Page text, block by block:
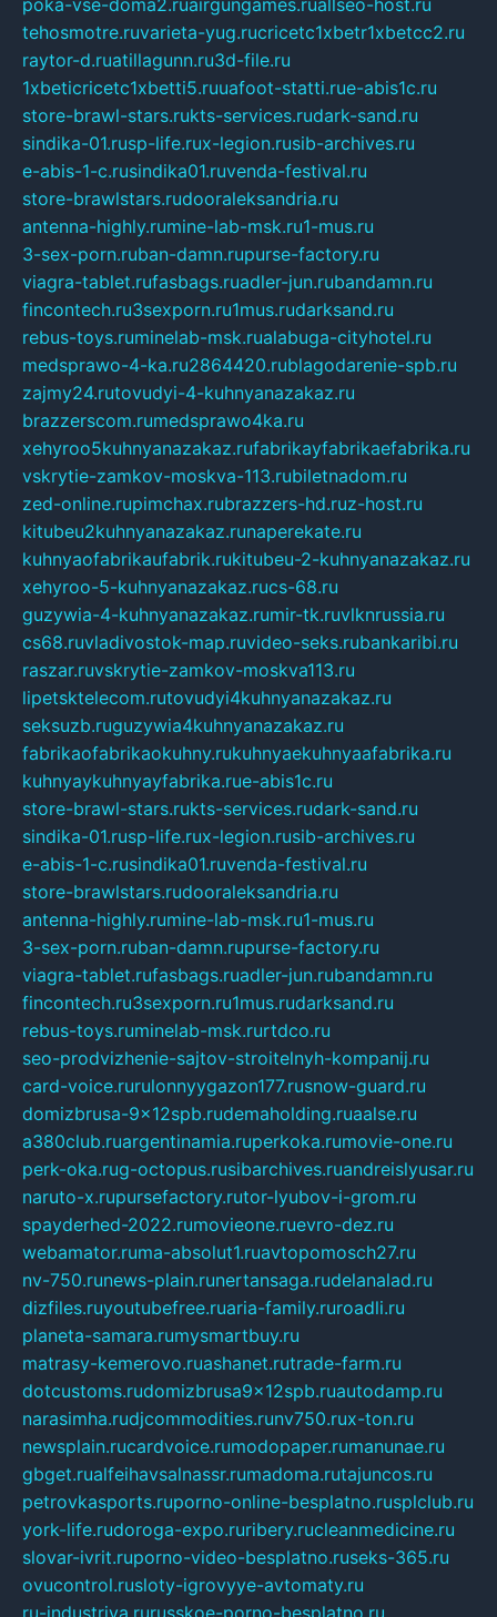
poka-vse-doma2.ruairgungames.ruallseo-host.ru
tehosmotre.ruvarieta-yug.rucricetc1xbetr1xbetcc2.ru
raytor-d.ruatillagunn.ru3d-file.ru
1xbeticricetc1xbetti5.ruuafoot-statti.rue-abis1c.ru
store-brawl-stars.rukts-services.rudark-sand.ru
sindika-01.rusp-life.rux-legion.rusib-archives.ru
e-abis-1-c.rusindika01.ruvenda-festival.ru
store-brawlstars.rudooraleksandria.ru
antenna-highly.rumine-lab-msk.ru1-mus.ru
3-sex-porn.ruban-damn.rupurse-factory.ru
viagra-tablet.rufasbags.ruadler-jun.rubandamn.ru
fincontech.ru3sexporn.ru1mus.rudarksand.ru
rebus-toys.ruminelab-msk.rualabuga-cityhotel.ru
medsprawo-4-ka.ru2864420.rublagodarenie-spb.ru
zajmy24.rutovudyi-4-kuhnyanazakaz.ru
brazzerscom.rumedsprawo4ka.ru
xehyroo5kuhnyanazakaz.rufabrikayfabrikaefabrika.ru
vskrytie-zamkov-moskva-113.rubiletnadom.ru
zed-online.rupimchax.rubrazzers-hd.ruz-host.ru
kitubeu2kuhnyanazakaz.runaperekate.ru
kuhnyaofabrikaufabrik.rukitubeu-2-kuhnyanazakaz.ru
xehyroo-5-kuhnyanazakaz.rucs-68.ru
guzywia-4-kuhnyanazakaz.rumir-tk.ruvlknrussia.ru
cs68.ruvladivostok-map.ruvideo-seks.rubankaribi.ru
raszar.ruvskrytie-zamkov-moskva113.ru
lipetsktelecom.rutovudyi4kuhnyanazakaz.ru
seksuzb.ruguzywia4kuhnyanazakaz.ru
fabrikaofabrikaokuhny.rukuhnyaekuhnyaafabrika.ru
kuhnyaykuhnyayfabrika.rue-abis1c.ru
store-brawl-stars.rukts-services.rudark-sand.ru
sindika-01.rusp-life.rux-legion.rusib-archives.ru
e-abis-1-c.rusindika01.ruvenda-festival.ru
store-brawlstars.rudooraleksandria.ru
antenna-highly.rumine-lab-msk.ru1-mus.ru
3-sex-porn.ruban-damn.rupurse-factory.ru
viagra-tablet.rufasbags.ruadler-jun.rubandamn.ru
fincontech.ru3sexporn.ru1mus.rudarksand.ru
rebus-toys.ruminelab-msk.rurtdco.ru
seo-prodvizhenie-sajtov-stroitelnyh-kompanij.ru
card-voice.rurulonnyygazon177.rusnow-guard.ru
domizbrusa-9x12spb.rudemaholding.ruaalse.ru
a380club.ruargentinamia.ruperkoka.rumovie-one.ru
perk-oka.rug-octopus.rusibarchives.ruandreislyusar.ru
naruto-x.rupursefactory.rutor-lyubov-i-grom.ru
spayderhed-2022.rumovieone.ruevro-dez.ru
webamator.ruma-absolut1.ruavtopomosch27.ru
nv-750.runews-plain.runertansaga.rudelanalad.ru
dizfiles.ruyoutubefree.ruaria-family.ruroadli.ru
planeta-samara.rumysmartbuy.ru
matrasy-kemerovo.ruashanet.rutrade-farm.ru
dotcustoms.rudomizbrusa9x12spb.ruautodamp.ru
narasimha.rudjcommodities.runv750.rux-ton.ru
newsplain.rucardvoice.rumodopaper.rumanunae.ru
gbget.rualfeihavsalnassr.rumadoma.rutajuncos.ru
petrovkasports.ruporno-online-besplatno.rusplclub.ru
york-life.rudoroga-expo.ruribery.rucleanmedicine.ru
slovar-ivrit.ruporno-video-besplatno.ruseks-365.ru
ovucontrol.rusloty-igrovyye-avtomaty.ru
ru-industriya.rurusskoe-porno-besplatno.ru